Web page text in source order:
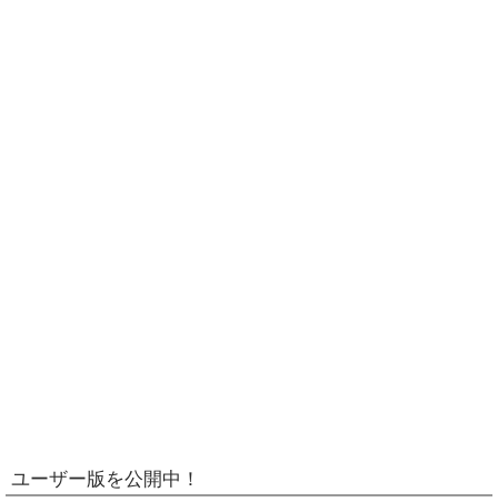
ユーザー版を公開中！